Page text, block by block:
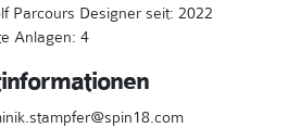
Parcours Designer seit: 2022
Anlagen: 4